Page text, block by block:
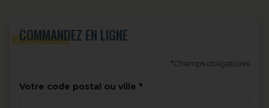
COMMANDEZ EN LIGNE
*Champs obligatoires
Votre code postal ou ville